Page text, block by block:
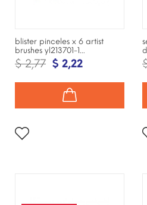
blister pinceles x 6 artist
brushes yl213701-1...
$ 2,77 $ 2,22